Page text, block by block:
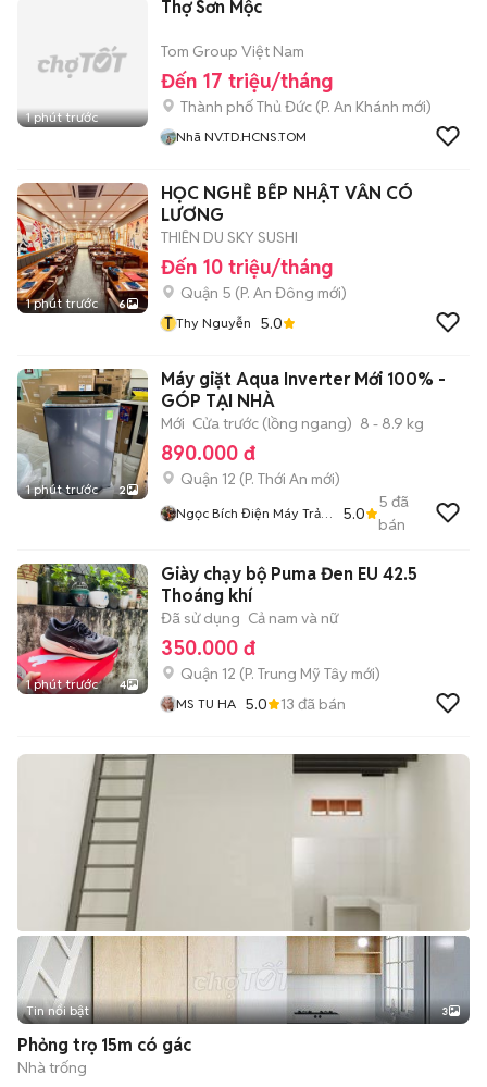
1 phút trước
Thợ Sơn Mộc
Tom Group Việt Nam
Đến 17 triệu/tháng
Thành phố Thủ Đức (P. An Khánh mới)
Nhã NV.TD.HCNS.TOM
1 phút trước 6
HỌC NGHỀ BẾP NHẬT VẪN CÓ
LƯƠNG
THIÊN DU SKY SUSHI
Đến 10 triệu/tháng
Quận 5 (P. An Đông mới)
T Thy Nguyễn 5.0
1 phút trước 2
Máy giặt Aqua Inverter Mới 100% -
GÓP TẠI NHÀ
Mới Cửa trước (lồng ngang) 8 - 8.9 kg
890.000 đ
Quận 12 (P. Thới An mới)
Ngọc Bích Điện Máy Trả
5.0
5 đã
bán
1 phút trước 4
Giày chạy bộ Puma Đen EU 42.5
Thoáng khí
Đã sử dụng Cả nam và nữ
350.000 đ
Quận 12 (P. Trung Mỹ Tây mới)
MS TU HA 5.0 13 đã bán
Tin nổi bật 3
Phỏng trọ 15m có gác
Nhà trống